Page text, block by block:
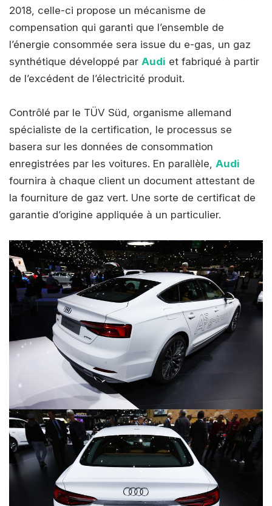
2018, celle-ci propose un mécanisme de
compensation qui garanti que l’ensemble de
l’énergie consommée sera issue du e-gas, un gaz
synthétique développé par Audi et fabriqué à partir
de l’excédent de l’électricité produit.
Contrôlé par le TÜV Süd, organisme allemand
spécialiste de la certification, le processus se
basera sur les données de consommation
enregistrées par les voitures. En parallèle, Audi
fournira à chaque client un document attestant de
la fourniture de gaz vert. Une sorte de certificat de
garantie d’origine appliquée à un particulier.